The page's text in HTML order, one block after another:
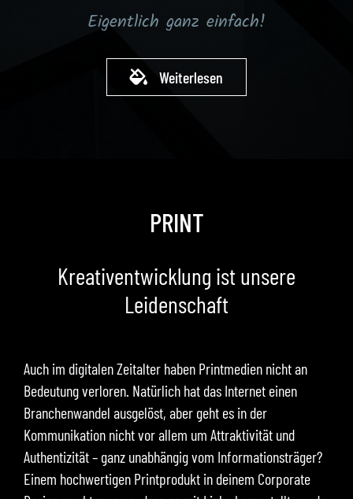
Eigentlich ganz einfach!
Weiterlesen
PRINT
Kreativentwicklung ist unsere
Leidenschaft
Auch im digitalen Zeitalter haben Printmedien nicht an
Bedeutung verloren. Natürlich hat das Internet einen
Branchenwandel ausgelöst, aber geht es in der
Kommunikation nicht vor allem um Attraktivität und
Authentizität – ganz unabhängig vom Informationsträger?
Einem hochwertigen Printprodukt in deinem Corporate